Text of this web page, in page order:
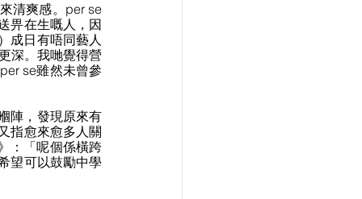
清爽感。per se
畀在生嘅人，因
成日有唔同藝人
深。我哋覺得營
se雖然未曾參
陣，發現原來有
指愈來愈多人關
：「呢個係橫跨
望可以鼓勵中學